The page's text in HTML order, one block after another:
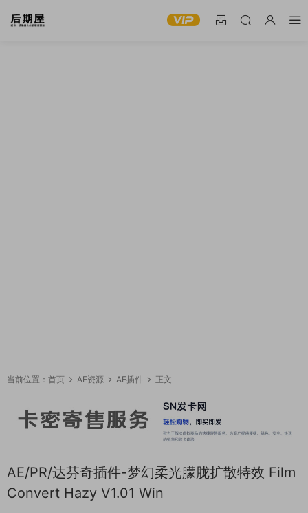
当前位置： 首页 AE资源 AE插件 正文
AE/PR/达芬奇插件-梦幻柔光朦胧扩散特效 Film
Convert Hazy V1.01 Win